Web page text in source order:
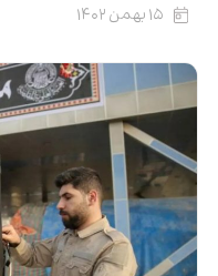
۱۵ بهمن ۱۴۰۲